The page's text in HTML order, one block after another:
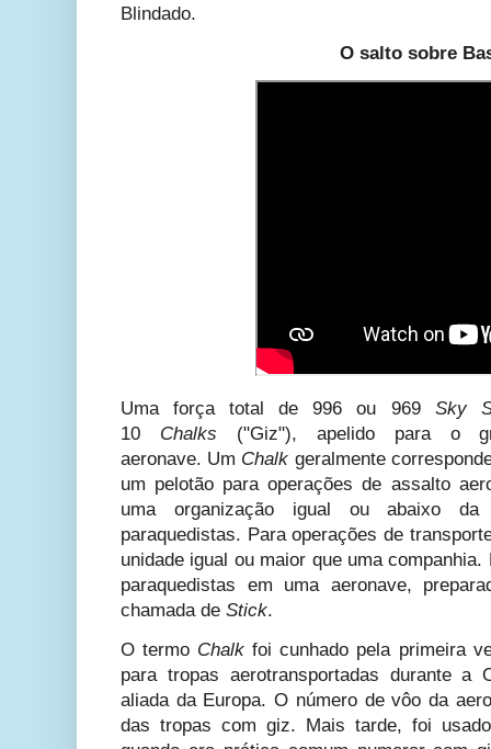
Blindado.
O salto sobre
Uma força total de996 ou 969 Sky
10 Chalks ("Giz"), apelido para o
aeronave. Um Chalk geralmente
um pelotão para operações de assalto
uma organização igual ou abaixo da
paraquedistas. Para operações de
unidade igual ou maior que uma
paraquedistas em uma aeronave,
chamada de Stick.
O termo Chalkfoi cunhado pela primeira
para tropas aerotransportadas durante a
aliada da Europa. O número de vôo da
das tropas com giz. Mais tarde, foi